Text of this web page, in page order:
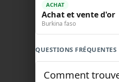
ACHAT
Achat et vente d'or
Burkina faso
QUESTIONS FRÉQUENTES
Comment